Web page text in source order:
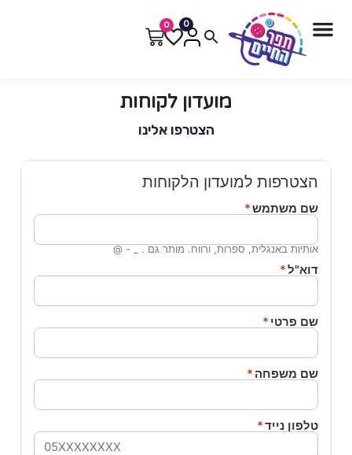
0
0
מועדון לקוחות
הצטרפו אלינו
הצטרפות למועדון הלקוחות
שם משתמש*
אותיות באנגלית, ספרות, ורווח. מותר גם . _ - @
דוא"ל*
שם פרטי *
שם משפחה *
טלפון נייד*